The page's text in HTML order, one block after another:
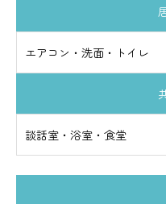
エアコン・洗面・トイレ
談話室・浴室・食堂